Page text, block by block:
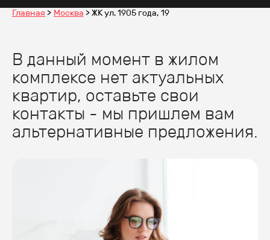
Главная Москва ЖК ул. 1905 года, 19
В данный момент в жилом
комплексе нет актуальных
квартир, оставьте свои
контакты - мы пришлем вам
альтернативные предложения.